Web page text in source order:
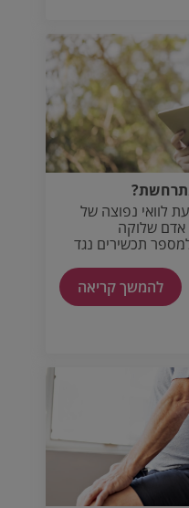
לוואי נפוצה של
אדם שלוקה
תכשירים נגד
להמשך קריאה